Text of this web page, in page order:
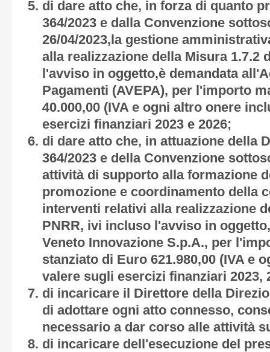
di dare atto che, in forza di quanto
364/2023 e dalla Convenzione
26/04/2023,la gestione
alla realizzazione della Misura 1.7.2
l'avviso in oggetto,è demandata
Pagamenti (AVEPA), per l'importo
40.000,00 (IVA e ogni altro onere
esercizi finanziari 2023 e 2026;
di dare atto che, in attuazione della
364/2023 e della Convenzione
attività di supporto alla formazione
promozione e coordinamento della
interventi relativi alla realizzazione
PNRR, ivi incluso l'avviso in
Veneto Innovazione S.p.A., per
stanziato di Euro 621.980,00 (IVA e
valere sugli esercizi finanziari 2023,
di incaricare il Direttore della
di adottare ogni atto connesso,
necessario a dar corso alle attività
di incaricare dell'esecuzione del